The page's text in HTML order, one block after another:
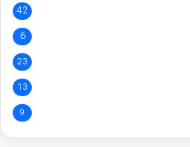
42
6
23
13
9